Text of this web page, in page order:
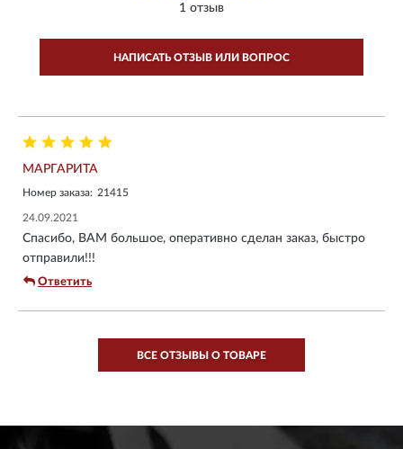
1 отзыв
НАПИСАТЬ ОТЗЫВ ИЛИ ВОПРОС
МАРГАРИТА
Номер заказа: 21415
24.09.2021
Спасибо, ВАМ большое, оперативно сделан заказ, быстро
отправили!!!
Ответить
ВСЕ ОТЗЫВЫ О ТОВАРЕ